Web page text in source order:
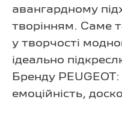
авангардному
творінням. Саме
у творчості
ідеально
Бренду
емоційність,